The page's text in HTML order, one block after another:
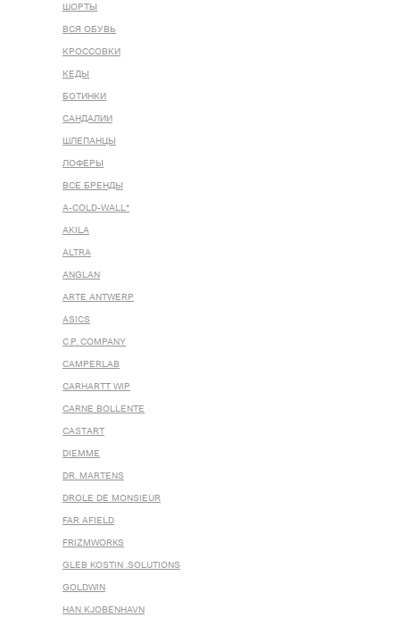
ШОРТЫ
ВСЯ ОБУВЬ
КРОССОВКИ
КЕДЫ
БОТИНКИ
САНДАЛИИ
ШЛЕПАНЦЫ
ЛОФЕРЫ
ВСЕ БРЕНДЫ
A-COLD-WALL*
AKILA
ALTRA
ANGLAN
ARTE ANTWERP
ASICS
C.P. COMPANY
CAMPERLAB
CARHARTT WIP
CARNE BOLLENTE
CASTART
DIEMME
DR. MARTENS
DROLE DE MONSIEUR
FAR AFIELD
FRIZMWORKS
GLEB KOSTIN .SOLUTIONS
GOLDWIN
HAN KJOBENHAVN